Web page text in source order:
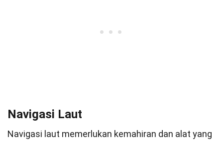
Navigasi Laut
Navigasi laut memerlukan kemahiran dan alat yang